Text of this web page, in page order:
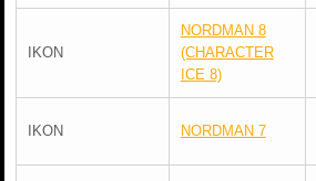
IKON
NORDMAN 8
(CHARACTER
ICE 8)
IKON NORDMAN 7